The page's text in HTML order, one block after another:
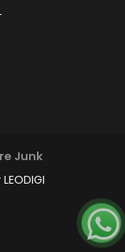
Junk
LEODIGI